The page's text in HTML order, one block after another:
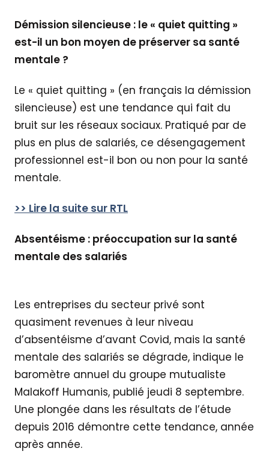
Démission silencieuse : le « quiet quitting »
est-il un bon moyen de préserver sa santé
mentale ?
Le « quiet quitting » (en français la démission
silencieuse) est une tendance qui fait du
bruit sur les réseaux sociaux. Pratiqué par de
plus en plus de salariés, ce désengagement
professionnel est-il bon ou non pour la santé
mentale.
>> Lire la suite sur RTL
Absentéisme : préoccupation sur la santé
mentale des salariés
Les entreprises du secteur privé sont
quasiment revenues à leur niveau
d’absentéisme d’avant Covid, mais la santé
mentale des salariés se dégrade, indique le
baromètre annuel du groupe mutualiste
Malakoff Humanis, publié jeudi 8 septembre.
Une plongée dans les résultats de l’étude
depuis 2016 démontre cette tendance, année
après année.